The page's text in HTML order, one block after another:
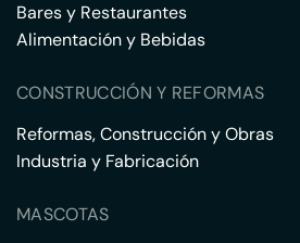
Bares y Restaurantes
Alimentación y Bebidas
CONSTRUCCIÓN Y REFORMAS
Reformas, Construcción y Obras
Industria y Fabricación
MASCOTAS